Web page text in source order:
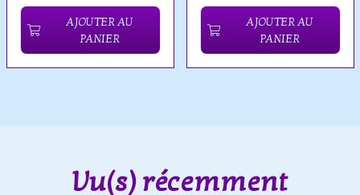
AJOUTER AU
PANIER
AJOUTER AU
PANIER
Vu(s) récemment